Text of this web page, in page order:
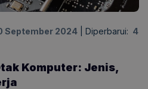
September 2024 Diperbarui: 4
Komputer: Jenis,